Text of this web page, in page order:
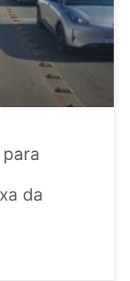
da